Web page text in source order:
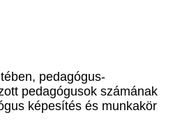
pedagógus-
pedagógusok számának
képesítés és munkakör